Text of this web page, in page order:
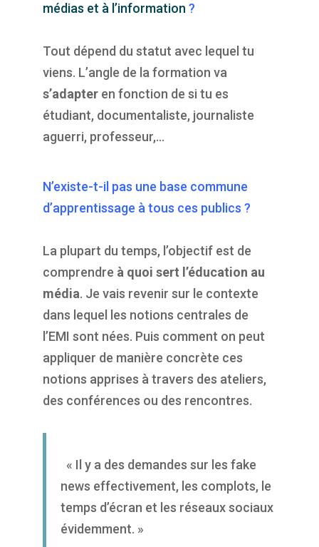
médias et à l’information ?
Tout dépend du statut avec lequel tu
viens. L’angle de la formation va
s’adapteren fonction de si tu es
étudiant, documentaliste, journaliste
aguerri, professeur,…
N’existe-t-il pas une base commune
d’apprentissage à tous ces publics ?
La plupart du temps, l’objectif est de
comprendre à quoi sert l’éducation au
média. Je vais revenir sur le contexte
dans lequel les notions centrales de
l’EMI sont nées. Puis comment on peut
appliquer de manière concrète ces
notions apprises à travers des ateliers,
des conférences ou des rencontres.
« Il y a des demandes sur les fake
news effectivement, les complots, le
temps d’écran et les réseaux sociaux
évidemment. »